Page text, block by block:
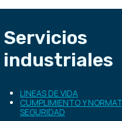
Servicios
industriales
LINEAS DE VIDA
CUMPLIMIENTO Y
SEGURIDAD